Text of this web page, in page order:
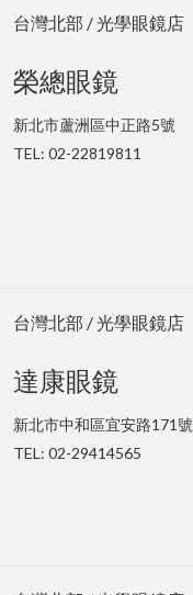
台灣北部 / 光學眼鏡店
榮總眼鏡
新北市蘆洲區中正路5號
TEL: 02-22819811
台灣北部 / 光學眼鏡店
達康眼鏡
新北市中和區宜安路171號
TEL: 02-29414565